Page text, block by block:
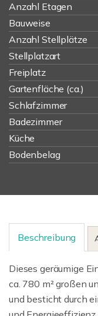
Anzahl Etagen
Bauweise
Anzahl Stellplätze
Stellplatzart
Freiplatz
Gartenfläche (ca.)
Schlafzimmer
Badezimmer
Küche
Bodenbelag
Beschreibung
Dieses geräumige
ca. 780 m² großen
und besticht durch